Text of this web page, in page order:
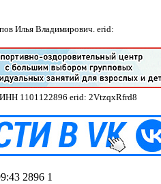
Илья Владимирович. erid:
1101122896 erid: 2VtzqxRfrd8
2896 1